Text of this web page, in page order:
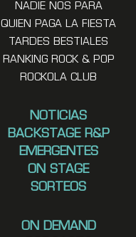
NADIE NOS PARA
QUIEN PAGA LA FIESTA
TARDES BESTIALES
RANKING ROCK & POP
ROCKOLA CLUB
NOTICIAS
BACKSTAGE R&P
EMERGENTES
ON STAGE
SORTEOS
ON DEMAND